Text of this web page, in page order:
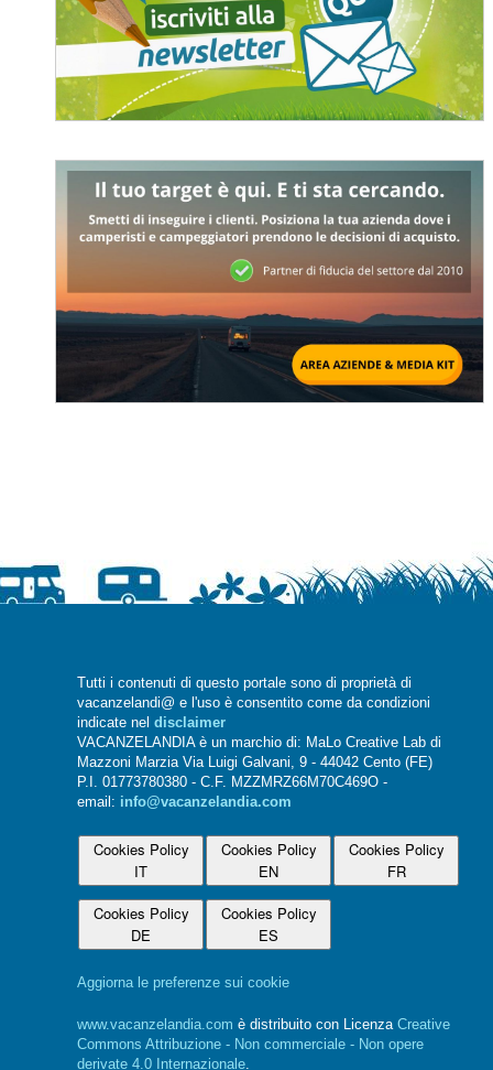
Tutti i contenuti di questo portale sono di proprietà di
vacanzelandi@ e l'uso è consentito come da condizioni
indicate nel disclaimer
VACANZELANDIA è un marchio di: MaLo Creative Lab di
Mazzoni Marzia Via Luigi Galvani, 9 - 44042 Cento (FE)
P.I. 01773780380 - C.F. MZZMRZ66M70C469O -
email: info@vacanzelandia.com
Cookies Policy
IT
Cookies Policy
EN
Cookies Policy
FR
Cookies Policy
DE
Cookies Policy
ES
Aggiorna le preferenze sui cookie
www.vacanzelandia.com è distribuito con Licenza Creative
Commons Attribuzione - Non commerciale - Non opere
derivate 4.0 Internazionale